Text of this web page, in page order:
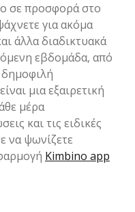
σε προσφορά στο
για ακόμα
άλλα διαδικτυακά
εβδομάδα, από
δημοφιλή
είναι μια εξαιρετική
μέρα
και τις ειδικές
να ψωνίζετε
Kimbino app